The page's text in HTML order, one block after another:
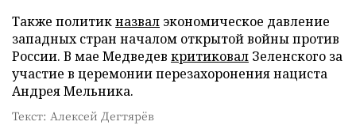
Также политикназвал экономическое давление
западных стран началом открытой войны против
России. В мае Медведев критиковал Зеленского за
участие в церемонии перезахоронения нациста
Андрея Мельника.
Текст: Алексей Дегтярёв